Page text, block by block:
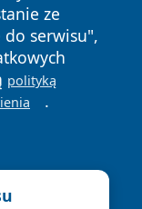
ze
do serwisu",
polityką
.
Polityka
Cookies